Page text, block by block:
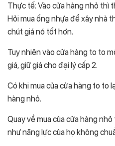
Thực tế: Vào cửa hàng nhỏ thì
Hỏi mua ống nhựa để xây nhà
chút giá nó tốt hơn.
Tuy nhiên vào cửa hàng to to
giá, giữ giá cho đại lý cấp 2.
Có khi mua của cửa hàng to to
hàng nhỏ.
Quay về mua của cửa hàng
như năng lực của họ không